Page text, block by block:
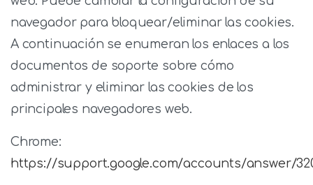
navegador para bloquear/eliminar las cookies.
A continuación se enumeran los enlaces a los
documentos de soporte sobre cómo
administrar y eliminar las cookies de los
principales navegadores web.
Chrome:
https://support.google.com/accounts/answer/